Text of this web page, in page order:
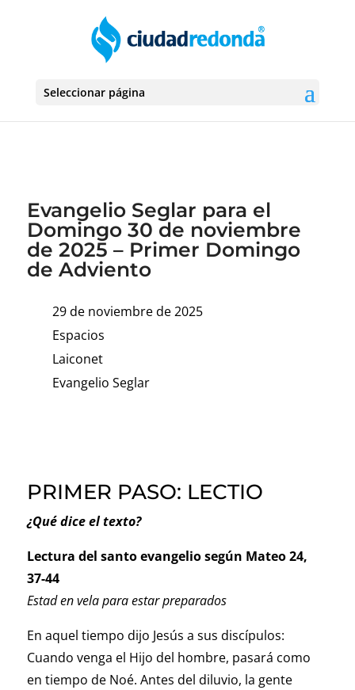
Seleccionar página
Evangelio Seglar para el
Domingo 30 de noviembre
de 2025 – Primer Domingo
de Adviento
29 de noviembre de 2025
Espacios
Laiconet
Evangelio Seglar
PRIMER PASO: LECTIO
¿Qué dice el texto?
Lectura del santo evangelio según Mateo 24,
37-44
Estad en vela para estar preparados
En aquel tiempo dijo Jesús a sus discípulos:
Cuando venga el Hijo del hombre, pasará como
en tiempo de Noé. Antes del diluvio, la gente